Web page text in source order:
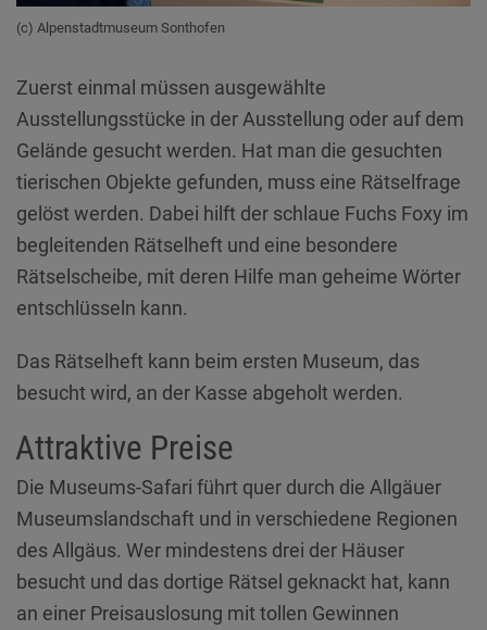
(c) Alpenstadtmuseum Sonthofen
Zuerst einmal müssen ausgewählte
Ausstellungsstücke in der Ausstellung oder auf dem
Gelände gesucht werden. Hat man die gesuchten
tierischen Objekte gefunden, muss eine Rätselfrage
gelöst werden. Dabei hilft der schlaue Fuchs Foxy im
begleitenden Rätselheft und eine besondere
Rätselscheibe, mit deren Hilfe man geheime Wörter
entschlüsseln kann.
Das Rätselheft kann beim ersten Museum, das
besucht wird, an der Kasse abgeholt werden.
Attraktive Preise
Die Museums-Safari führt quer durch die Allgäuer
Museumslandschaft und in verschiedene Regionen
des Allgäus. Wer mindestens drei der Häuser
besucht und das dortige Rätsel geknackt hat, kann
an einer Preisauslosung mit tollen Gewinnen